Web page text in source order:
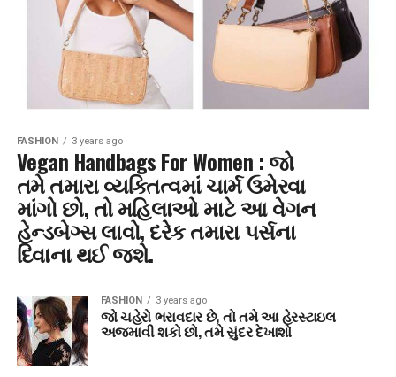
FASHION 3 years ago
Vegan Handbags For Women : જો
તમે તમારા વ્યક્તિત્વમાં ચાર્મ ઉમેરવા
માંગો છો, તો મહિલાઓ માટે આ વેગન
હેન્ડબેગ્સ લાવો, દરેક તમારા પર્સના
દિવાના થઈ જશે.
FASHION 3 years ago
જો ચહેરો ભરાવદાર છે, તો તમે આ હેરસ્ટાઇલ
અજમાવી શકો છો, તમે સુંદર દેખાશો